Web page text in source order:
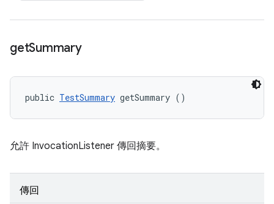
getSummary
public TestSummary getSummary ()
允許 InvocationListener 傳回摘要。
傳回